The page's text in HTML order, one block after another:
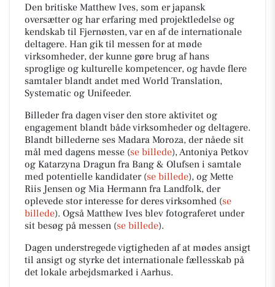
Den britiske Matthew Ives, som er japansk
oversætter og har erfaring med projektledelse og
kendskab til Fjernøsten, var en af de internationale
deltagere. Han gik til messen for at møde
virksomheder, der kunne gøre brug af hans
sproglige og kulturelle kompetencer, og havde flere
samtaler blandt andet med World Translation,
Systematic og Unifeeder.
Billeder fra dagen viser den store aktivitet og
engagement blandt både virksomheder og deltagere.
Blandt billederne ses Madara Moroza, der nåede sit
mål med dagens messe (se billede), Antoniya Petkov
og Katarzyna Dragun fra Bang & Olufsen i samtale
med potentielle kandidater (se billede), og Mette
Riis Jensen og Mia Hermann fra Landfolk, der
oplevede stor interesse for deres virksomhed (se
billede). Også Matthew Ives blev fotograferet under
sit besøg på messen (se billede).
Dagen understregede vigtigheden af at mødes ansigt
til ansigt og styrke det internationale fællesskab på
det lokale arbejdsmarked i Aarhus.